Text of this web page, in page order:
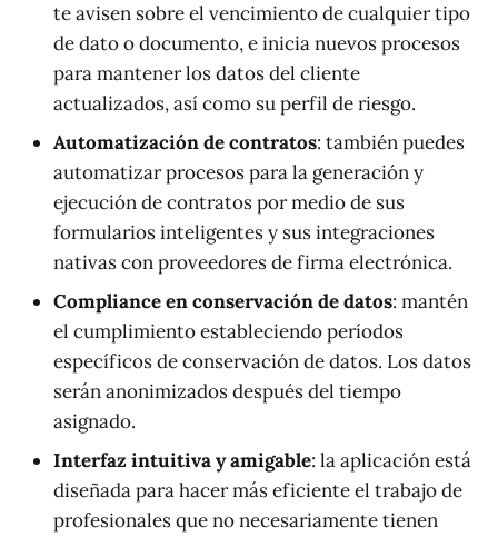
te avisen sobre el vencimiento de cualquier tipo
de dato o documento, e inicia nuevos procesos
para mantener los datos del cliente
actualizados, así como su perfil de riesgo.
Automatización de contratos: también puedes
automatizar procesos para la generación y
ejecución de contratos por medio de sus
formularios inteligentes y sus integraciones
nativas con proveedores de firma electrónica.
Compliance en conservación de datos: mantén
el cumplimiento estableciendo períodos
específicos de conservación de datos. Los datos
serán anonimizados después del tiempo
asignado.
Interfaz intuitiva y amigable: la aplicación está
diseñada para hacer más eficiente el trabajo de
profesionales que no necesariamente tienen